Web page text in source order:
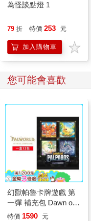
為怪談點燈 1
79 折 特價 253 元
加入購物車
您可能會喜歡
幻獸帕魯卡牌遊戲 第
一彈 補充包 Dawn of
Palpagos（日文版一
特價 1590 元